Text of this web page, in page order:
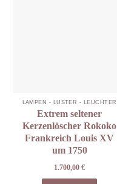
LAMPEN - LÜSTER - LEUCHTER
Extrem seltener
Kerzenlöscher Rokoko
Frankreich Louis XV
um 1750
1.700,00 €